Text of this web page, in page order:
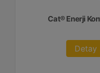
Cat® Enerji
Detay